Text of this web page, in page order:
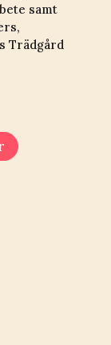
samt
Trädgård